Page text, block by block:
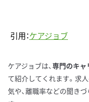
引用：ケアジョブ
ケアジョブは、 専門のキャ
て紹介してくれます。求
気や、離職率などの聞き